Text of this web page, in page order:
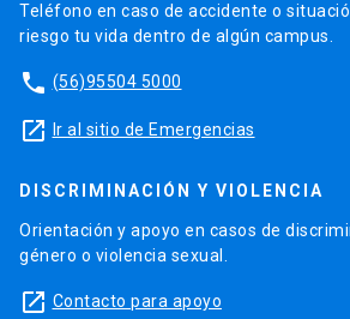
Teléfono en caso de accidente o
riesgo tu vida dentro de algún campus.
phone (56)95504 5000
launch Ir al sitio de Emergencias
DISCRIMINACIÓN Y VIOLENCIA
Orientación y apoyo en casos de
género o violencia sexual.
launch Contacto para apoyo